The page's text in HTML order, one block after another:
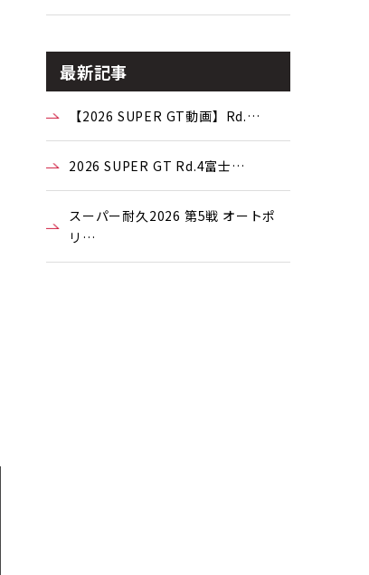
最新記事
【2026 SUPER GT動画】Rd.…
2026 SUPER GT Rd.4富士…
スーパー耐久2026 第5戦 オートポ
リ…